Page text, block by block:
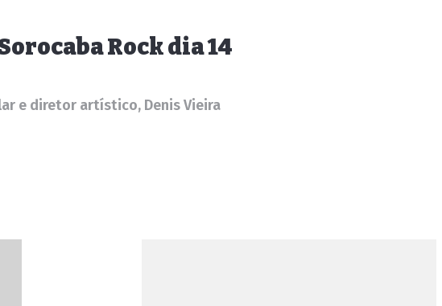
Rock dia 14
e diretor artístico, Denis Vieira